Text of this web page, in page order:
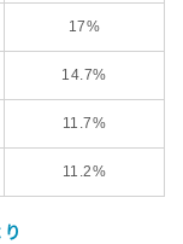
17%
14.7%
11.7%
11.2%